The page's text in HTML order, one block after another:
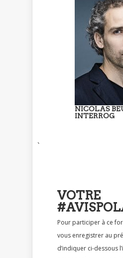
NICOLAS
INTERROG
`
VOTRE
Pour participer à ce forum, vous devez
vous enregistrer au
d’indiquer ci-dessous